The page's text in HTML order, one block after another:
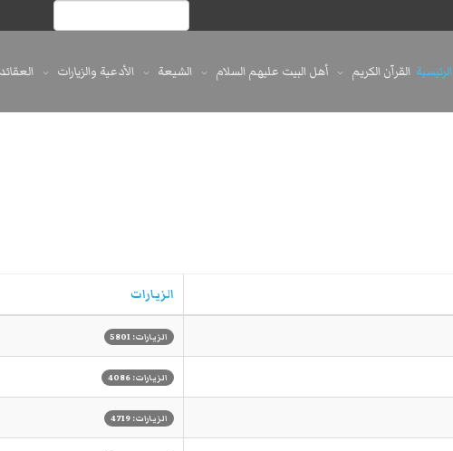
الرئيسية القرآن الكريم أهل البيت عليهم السلام الشيعة الأدعية والزيارات العقائد
الزيارات
الزيارات: 5801
الزيارات: 4086
الزيارات: 4719